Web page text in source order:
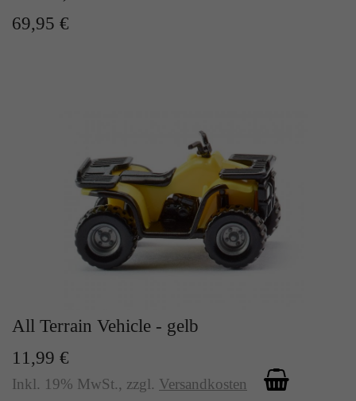
69,95 €
All Terrain Vehicle - gelb
11,99 €
Inkl. 19% MwSt., zzgl. Versandkosten
Zweck